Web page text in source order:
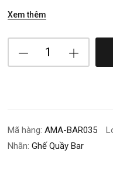
Xem thêm
Mã hàng: AMA-BAR035
Nhãn: Ghế Quầy Bar